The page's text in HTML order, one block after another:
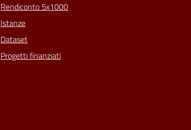
Rendiconto 5x1000
Istanze
Dataset
Progetti finanziati